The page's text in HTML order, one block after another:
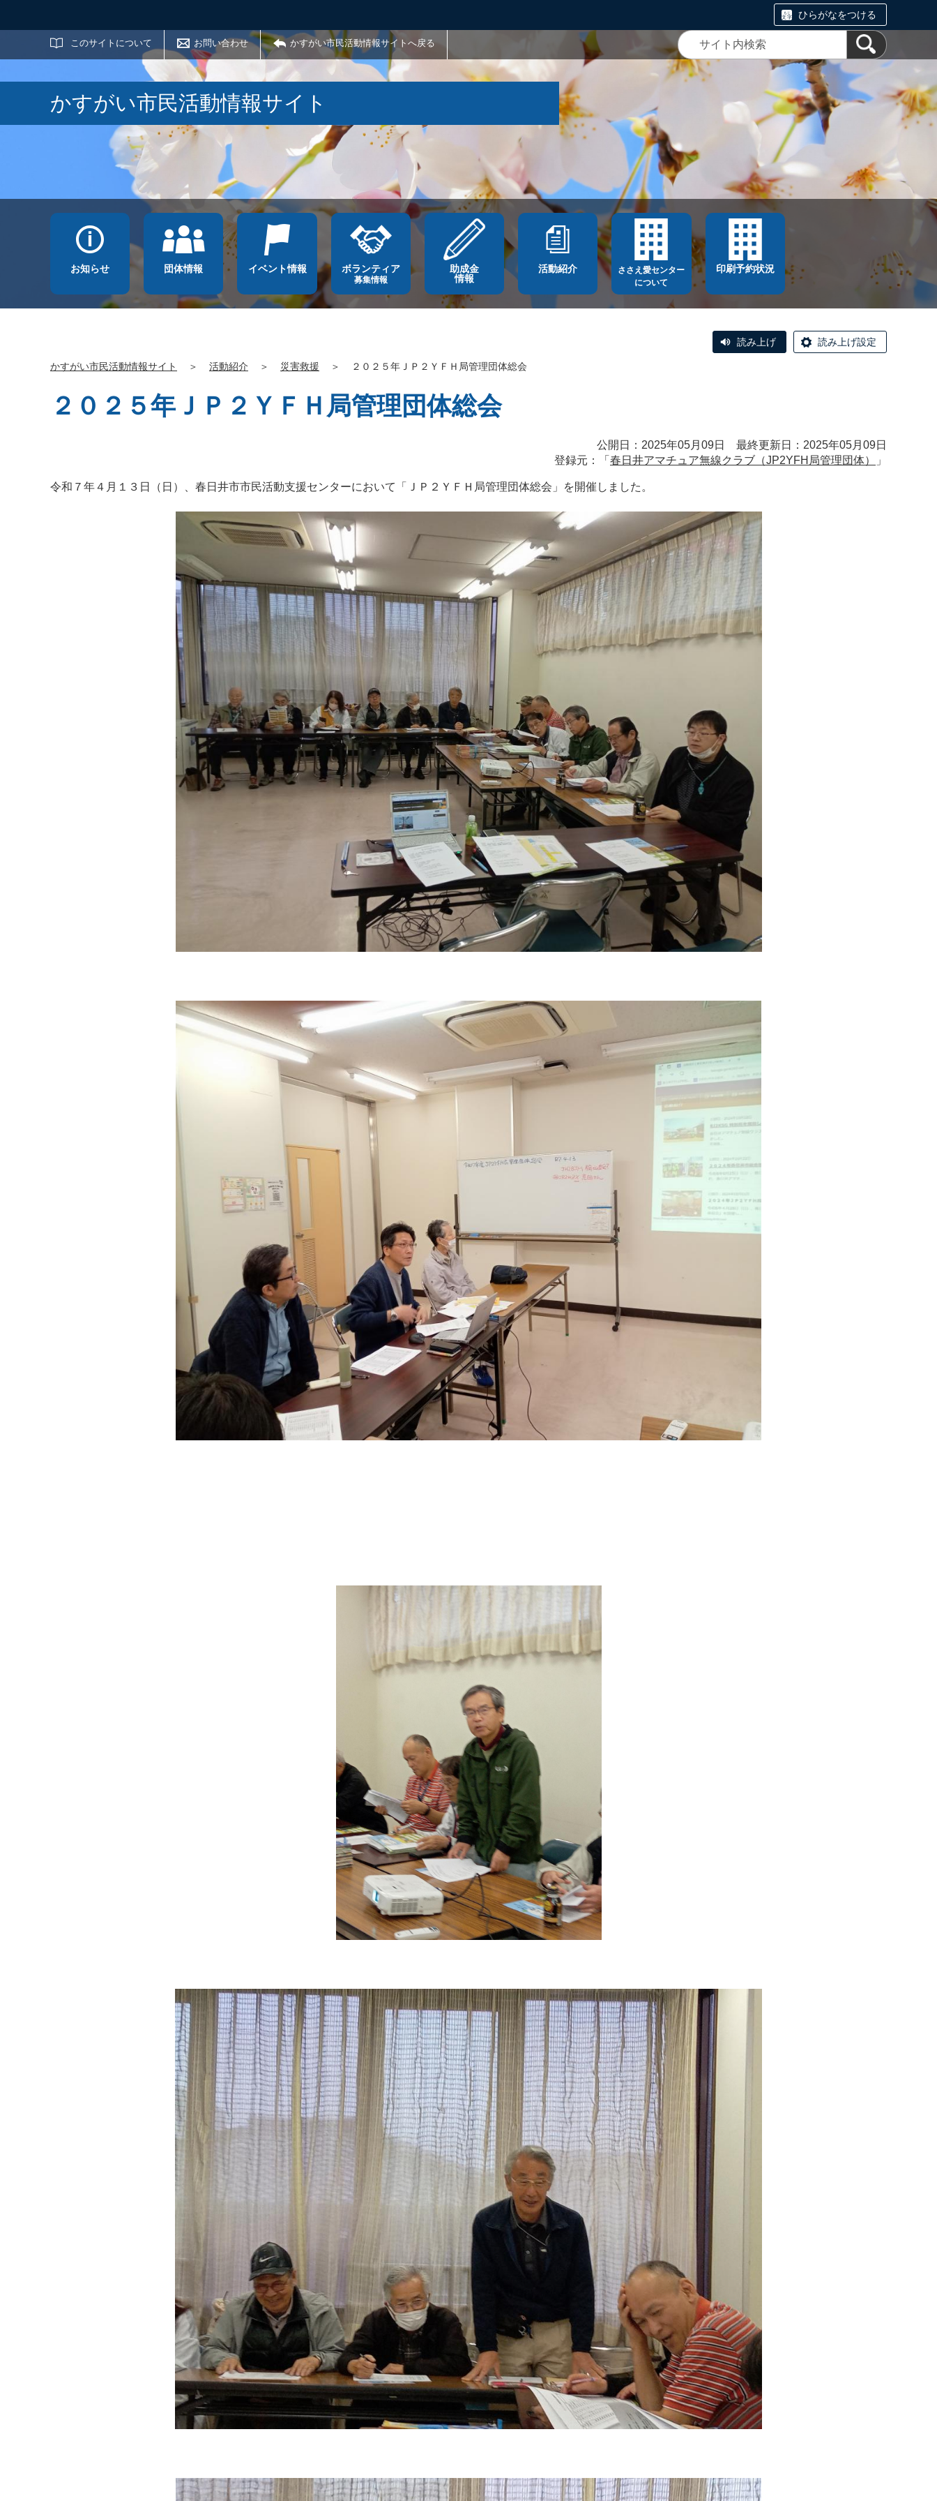
ひらがなをつける
このサイトについて お問い合わせ かすがい市民活動情報サイトへ戻る
サイト内検索
かすがい市民活動情報サイト
お知らせ 団体情報 イベント情報 ボランティア
募集情報
助成金
情報
活動紹介
ささえ愛センター
について
印刷予約状況
読み上げ 読み上げ設定
かすがい市民活動情報サイト ＞ 活動紹介 ＞ 災害救援 ＞ ２０２５年ＪＰ２ＹＦＨ局管理団体総会
２０２５年ＪＰ２ＹＦＨ局管理団体総会
公開日：2025年05月09日 最終更新日：2025年05月09日
登録元：「 春日井アマチュア無線クラブ（JP2YFH局管理団体） 」
令和７年４月１３日（日）、春日井市市民活動支援センターにおいて「ＪＰ２ＹＦＨ局管理団体総会」を開催しました。